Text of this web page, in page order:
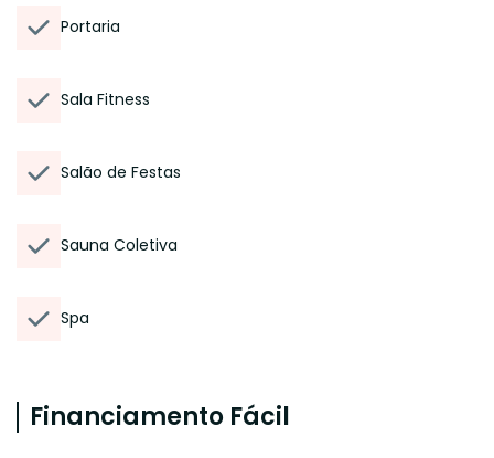
Portaria
Sala Fitness
Salão de Festas
Sauna Coletiva
Spa
Financiamento Fácil